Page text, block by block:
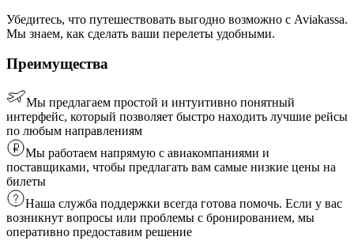
Убедитесь, что путешествовать выгодно возможно с Aviakassa.
Мы знаем, как сделать ваши перелеты удобными.
Преимущества
Мы предлагаем простой и интуитивно понятный
интерфейс, который позволяет быстро находить лучшие рейсы
по любым направлениям
Мы работаем напрямую с авиакомпаниями и
поставщиками, чтобы предлагать вам самые низкие цены на
билеты
Наша служба поддержки всегда готова помочь. Если у вас
возникнут вопросы или проблемы с бронированием, мы
оперативно предоставим решение